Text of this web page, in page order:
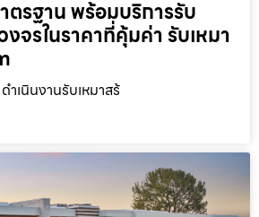
ตรฐาน พร้อมบริการรับ
จรในราคาที่คุ้มค่า รับเหมา
ำเนินงานรับเหมาสร้